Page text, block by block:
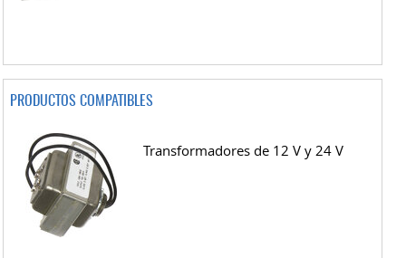
PRODUCTOS COMPATIBLES
Transformadores de 12 V y 24 V